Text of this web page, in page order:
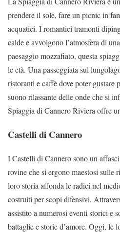
prendere il sole, fare un picnic in
acquatici. I romantici tramonti
calde e avvolgono l’atmosfera di
paesaggio mozzafiato, questa
le età. Una passeggiata sul
ristoranti e caffè dove poter gustare
suono rilassante delle onde che si
Spiaggia di Cannero Riviera offre
Castelli di Cannero
I Castelli di Cannero sono un
rovine che si ergono maestosi sulle
loro storia affonda le radici nel
costruiti per scopi difensivi.
assistito a numerosi eventi storici e
battaglie e storie d’amore. Oggi, le